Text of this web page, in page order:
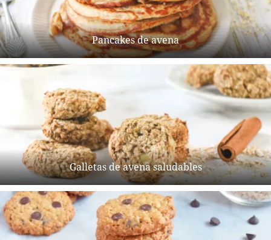
Pancakes de avena
Galletas de avena saludables